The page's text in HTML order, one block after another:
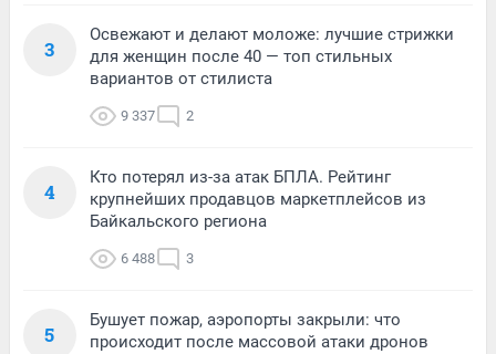
3
Освежают и делают моложе: лучшие стрижки
для женщин после 40 — топ стильных
вариантов от стилиста
9 337 2
4
Кто потерял из-за атак БПЛА. Рейтинг
крупнейших продавцов маркетплейсов из
Байкальского региона
6 488 3
5
Бушует пожар, аэропорты закрыли: что
происходит после массовой атаки дронов